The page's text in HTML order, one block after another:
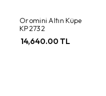
Oromini Altın Küpe
KP2732
14,640.00 TL